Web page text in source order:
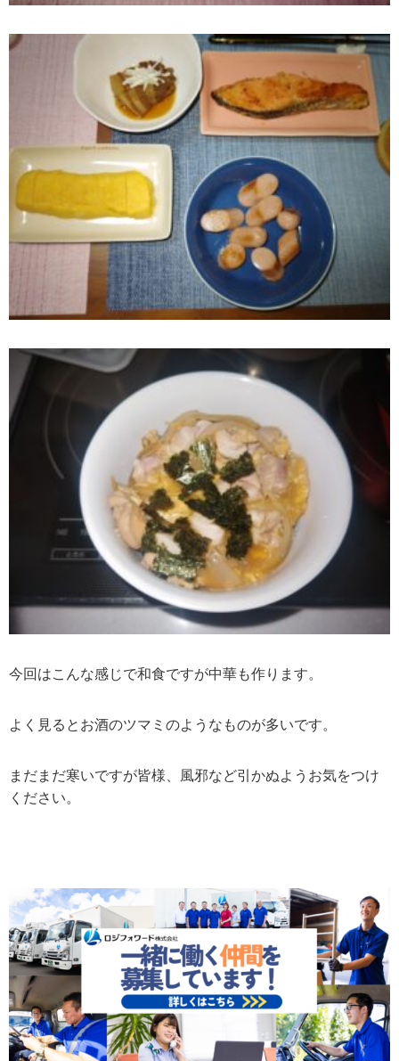
今回はこんな感じで和食ですが中華も作ります。
よく見るとお酒のツマミのようなものが多いです。
まだまだ寒いですが皆様、風邪など引かぬようお気をつけ
ください。